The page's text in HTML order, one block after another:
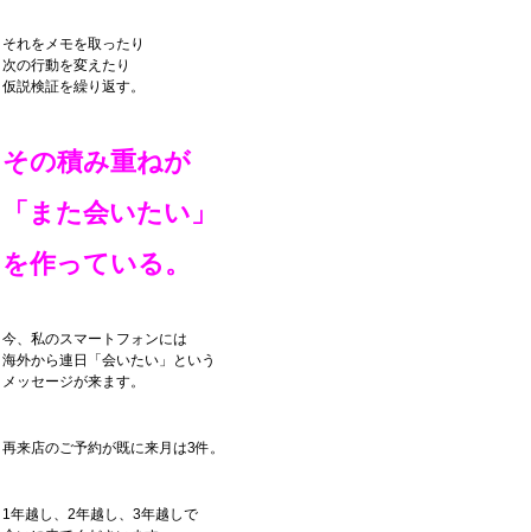
それをメモを取ったり
次の行動を変えたり
仮説検証を繰り返す。
その積み重ねが
「また会いたい」
を作っている。
今、私のスマートフォンには
海外から連日「会いたい」という
メッセージが来ます。
再来店のご予約が既に来月は3件。
1年越し、2年越し、3年越しで